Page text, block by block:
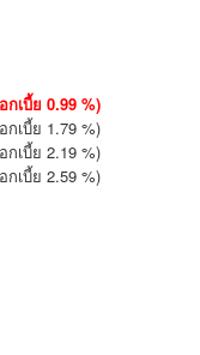
กเบี้ย 0.99 %)
เบี้ย 1.79 %)
เบี้ย 2.19 %)
กเบี้ย 2.59 %)